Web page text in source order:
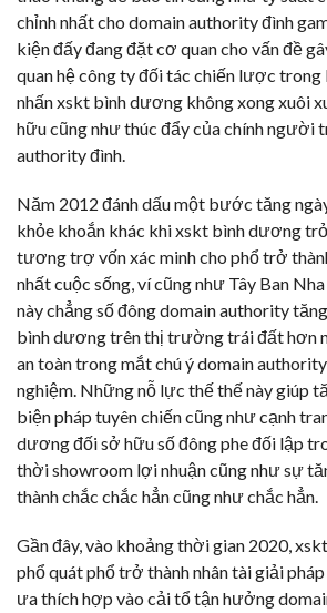
chỉnh nhất cho domain authority đình
kiện đấy đang đặt cơ quan cho vấn đề
quan hệ công ty đối tác chiến lược
nhấn xskt bình dương không xong xuôi
hữu cũng như thúc đẩy của chính người
authority đình.
Năm 2012 đánh dấu một bước tăng
khỏe khoắn khác khi xskt bình dương
tương trợ vốn xác minh cho phổ trở
nhất cuộc sống, ví cũng như Tây Ban
này chẳng số đông domain authority
bình dương trên thị trường trái đất hơn
an toàn trong mắt chú ý domain
nghiệm. Những nỗ lực thế thế này giúp
biện pháp tuyên chiến cũng như cạnh
dương đối sở hữu số đông phe đối lập
thời showroom lợi nhuận cũng như sự
thành chắc chắc hẳn cũng như chắc hẳn.
Gần đây, vào khoảng thời gian 2020,
phổ quát phổ trở thành nhân tài giải
ưa thích hợp vào cải tổ tận hưởng